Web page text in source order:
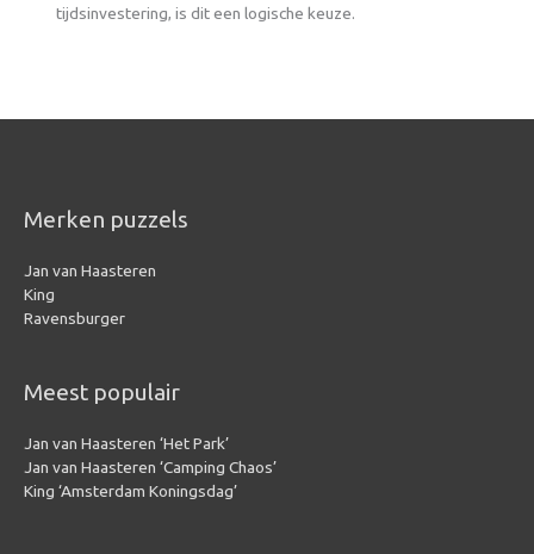
tijdsinvestering, is dit een logische keuze.
Merken puzzels
Jan van Haasteren
King
Ravensburger
Meest populair
Jan van Haasteren ‘Het Park’
Jan van Haasteren ‘Camping Chaos’
King ‘Amsterdam Koningsdag’